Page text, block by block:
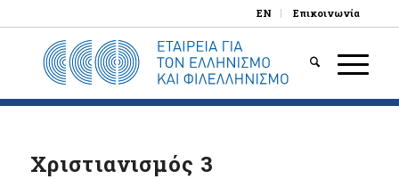
EN Επικοινωνία
Χριστιανισμός 3